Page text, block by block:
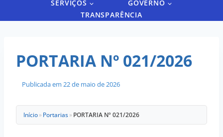
SERVIÇOS
GOVERNO
TRANSPARÊNCIA
PORTARIA Nº 021/2026
Publicada em 22 de maio de 2026
Início» Portarias» PORTARIA Nº 021/2026